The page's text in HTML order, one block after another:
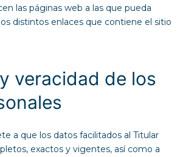
las páginas web a las que pueda
distintos enlaces que contiene el sitio
veracidad de los
a que los datos facilitados al Titular
exactos y vigentes, así como a